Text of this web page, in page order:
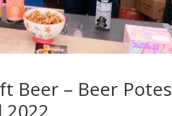
Beer – Beer Potes
2022